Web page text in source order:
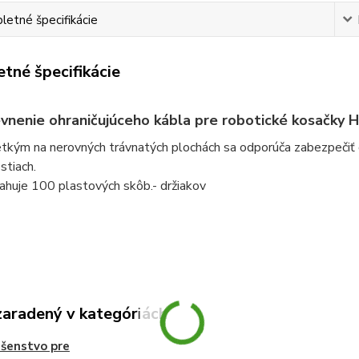
špecifikácie
špecifikácie
ohraničujúceho kábla pre robotické kosačky
na nerovných trávnatých plochách sa odporúča
100 plastových skôb.- držiakov
v kategóriách
pre